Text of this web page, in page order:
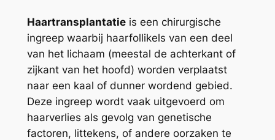
Haartransplantatieis een chirurgische
ingreep waarbij haarfollikels van een deel
van het lichaam (meestal de achterkant of
zijkant van het hoofd) worden verplaatst
naar een kaal of dunner wordend gebied.
Deze ingreep wordt vaak uitgevoerd om
haarverlies als gevolg van genetische
factoren, littekens, of andere oorzaken te